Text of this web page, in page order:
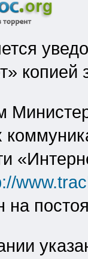
копией
на